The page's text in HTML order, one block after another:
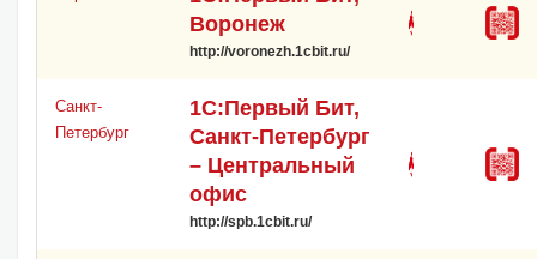
Воронеж
http://voronezh.1cbit.ru/
Санкт-
Петербург
1С:Первый Бит,
Санкт-Петербург
– Центральный
офис
http://spb.1cbit.ru/